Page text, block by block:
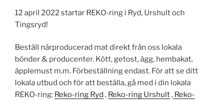
12 april 2022 startar REKO-ring i Ryd, Urshult och
Tingsryd!
Beställ närproducerad mat direkt från oss lokala
bönder & producenter. Kött, getost, ägg, hembakat,
äpplemust m.m. Förbeställning endast. För att se ditt
lokala utbud och för att beställa, gå med i din lokala
REKO-ring: Reko-ring Ryd , Reko-ring Urshult, Reko-